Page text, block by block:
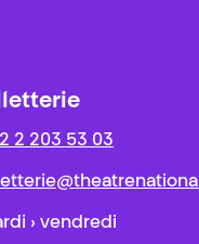
2 203 53 03
› vendredi